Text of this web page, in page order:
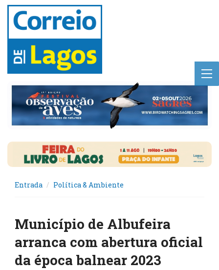
Entrada Política & Ambiente
Município de Albufeira
arranca com abertura oficial
da época balnear 2023